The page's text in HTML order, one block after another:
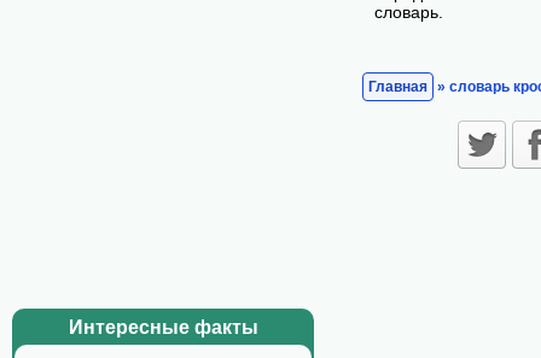
Интересные факты
словарь.
Главная » словарь